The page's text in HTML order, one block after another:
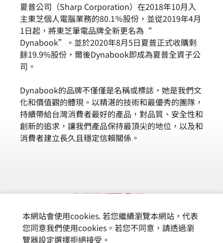
夏普公司（Sharp Corporation）在2018年10月入
主東芝個人電腦業務的80.1％股份，並從2019年4月
1日起，將東芝筆電品牌全新更名為“
Dynabook”。並於2020年8月5日夏普正式收購剩
餘19.9%股份，爾後Dynabook即成為夏普全資子公
司。
Dynabook的品牌不僅僅是名稱或標誌，她是我們文
化和價值觀的體現。以精湛的技術和最優秀的團隊，
持續帶給台灣消費者最好的產品，對品質、安全性和
創新的追求，讓我們產品保持最頂尖的地位，以及和
消費者建立長久且穩定信賴關係。
本網站會使用cookies. 若您繼續瀏覽本網站，代表
您同意我們使用cookies。若您不同意，請透過瀏
覽器設定選擇拒絕接受。